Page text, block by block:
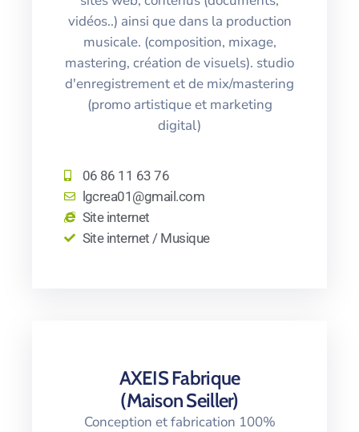
vidéos..) ainsi que dans la production
musicale. (composition, mixage,
mastering, création de visuels). studio
d'enregistrement et de mix/mastering
(promo artistique et marketing
digital)
06 86 11 63 76
lgcrea01@gmail.com
Site internet
Site internet / Musique
AXEIS Fabrique
(Maison Seiller)
Conception et fabrication 100%